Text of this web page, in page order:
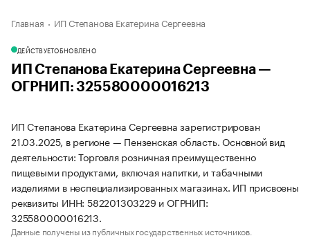
Главная ИП Степанова Екатерина Сергеевна
ДЕЙСТВУЕТОБНОВЛЕНО
ИП Степанова Екатерина Сергеевна —
ОГРНИП: 325580000016213
ИП Степанова Екатерина Сергеевна зарегистрирован
21.03.2025, в регионе — Пензенская область. Основной вид
деятельности: Торговля розничная преимущественно
пищевыми продуктами, включая напитки, и табачными
изделиями в неспециализированных магазинах. ИП присвоены
реквизиты ИНН: 582201303229 и ОГРНИП:
325580000016213.
Данные получены из публичных государственных источников.